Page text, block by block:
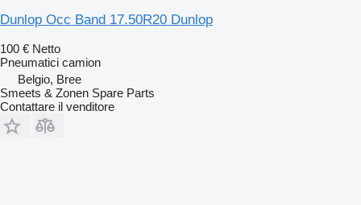
Dunlop Occ Band 17.50R20 Dunlop
100 € Netto
Pneumatici camion
Belgio, Bree
Smeets & Zonen Spare Parts
Contattare il venditore